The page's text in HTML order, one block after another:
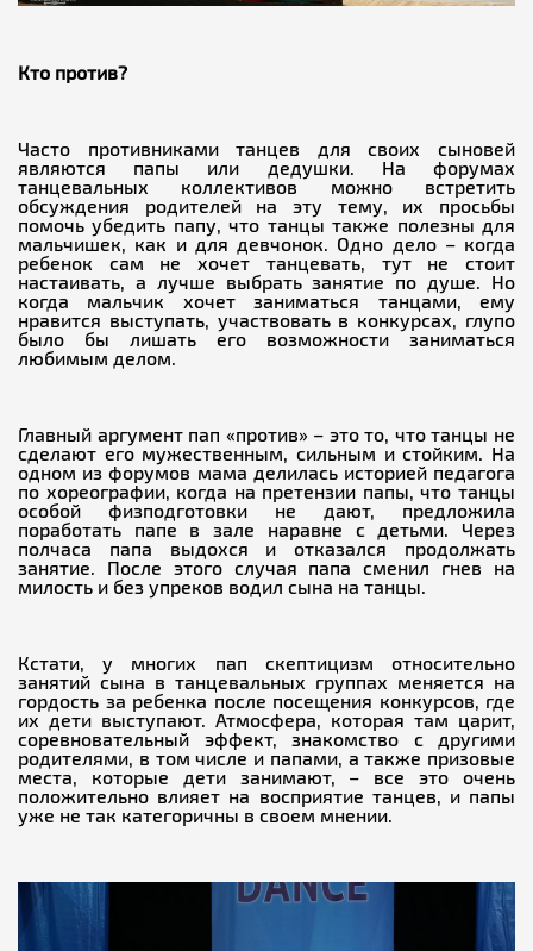
Кто против?
Часто противниками танцев для своих сыновей
являются папы или дедушки. На форумах
танцевальных коллективов можно встретить
обсуждения родителей на эту тему, их просьбы
помочь убедить папу, что танцы также полезны для
мальчишек, как и для девчонок. Одно дело – когда
ребенок сам не хочет танцевать, тут не стоит
настаивать, а лучше выбрать занятие по душе. Но
когда мальчик хочет заниматься танцами, ему
нравится выступать, участвовать в конкурсах, глупо
было бы лишать его возможности заниматься
любимым делом.
Главный аргумент пап «против» – это то, что танцы не
сделают его мужественным, сильным и стойким. На
одном из форумов мама делилась историей педагога
по хореографии, когда на претензии папы, что танцы
особой физподготовки не дают, предложила
поработать папе в зале наравне с детьми. Через
полчаса папа выдохся и отказался продолжать
занятие. После этого случая папа сменил гнев на
милость и без упреков водил сына на танцы.
Кстати, у многих пап скептицизм относительно
занятий сына в танцевальных группах меняется на
гордость за ребенка после посещения конкурсов, где
их дети выступают. Атмосфера, которая там царит,
соревновательный эффект, знакомство с другими
родителями, в том числе и папами, а также призовые
места, которые дети занимают, – все это очень
положительно влияет на восприятие танцев, и папы
уже не так категоричны в своем мнении.